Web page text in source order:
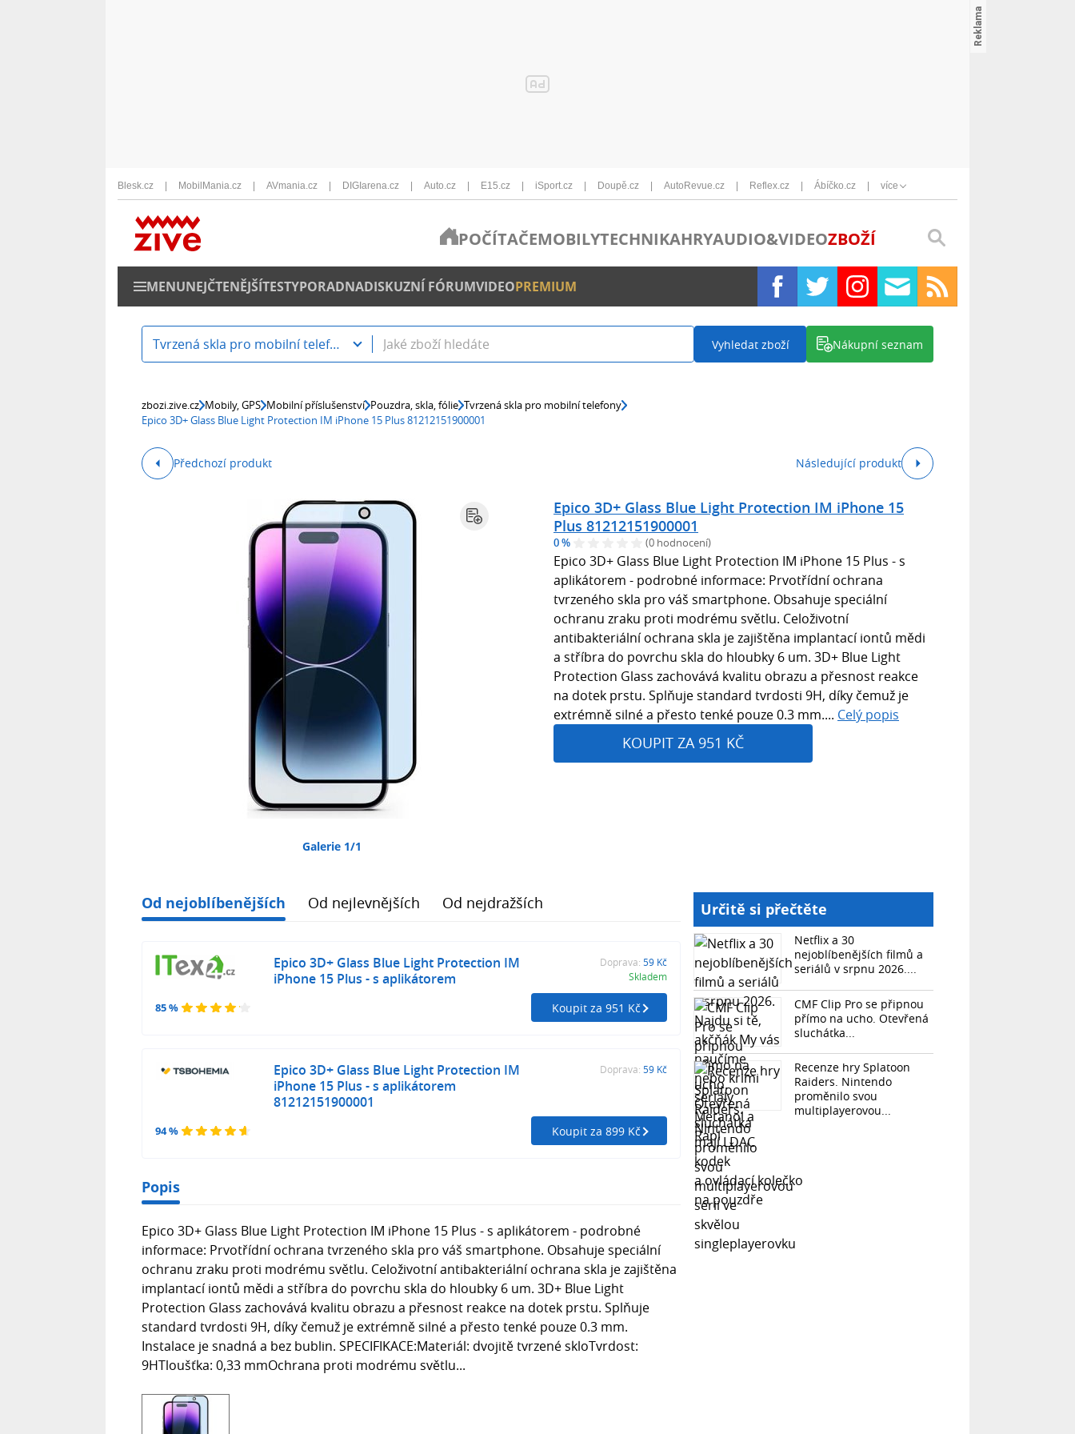
Blesk.cz MobilMania.cz AVmania.cz DIGIarena.cz Auto.cz E15.cz iSport.cz Doupě.cz AutoRevue.cz Reflex.cz Ábíčko.cz více
POČÍTAČEMOBILYTECHNIKAHRYAUDIO&VIDEOZBOŽÍ
MENUNEJČTENĚJŠÍTESTYPORADNADISKUZNÍ FÓRUMVIDEOPREMIUM
Tvrzená skla pro mobilní telefony Vyhledat zboží Nákupní seznam
zbozi.zive.cz Mobily, GPS Mobilní příslušenství Pouzdra, skla, fólie Tvrzená skla pro mobilní telefony
Epico 3D+ Glass Blue Light Protection IM iPhone 15 Plus 81212151900001
Předchozí produkt Následující produkt
Galerie 1/1
Epico 3D+ Glass Blue Light Protection IM iPhone 15
Plus 81212151900001
0 % (0 hodnocení)
Epico 3D+ Glass Blue Light Protection IM iPhone 15 Plus - s
aplikátorem - podrobné informace: Prvotřídní ochrana
tvrzeného skla pro váš smartphone. Obsahuje speciální
ochranu zraku proti modrému světlu. Celoživotní
antibakteriální ochrana skla je zajištěna implantací iontů mědi
a stříbra do povrchu skla do hloubky 6 um. 3D+ Blue Light
Protection Glass zachovává kvalitu obrazu a přesnost reakce
na dotek prstu. Splňuje standard tvrdosti 9H, díky čemuž je
extrémně silné a přesto tenké pouze 0.3 mm.... Celý popis
KOUPIT ZA 951 KČ
Od nejoblíbenějších Od nejlevnějších Od nejdražších
85 %
Epico 3D+ Glass Blue Light Protection IM
iPhone 15 Plus - s aplikátorem
Doprava: 59 Kč
Skladem
Koupit za 951 Kč
94 %
Epico 3D+ Glass Blue Light Protection IM
iPhone 15 Plus - s aplikátorem
81212151900001
Doprava: 59 Kč
Koupit za 899 Kč
Popis
Epico 3D+ Glass Blue Light Protection IM iPhone 15 Plus - s aplikátorem - podrobné
informace: Prvotřídní ochrana tvrzeného skla pro váš smartphone. Obsahuje speciální
ochranu zraku proti modrému světlu. Celoživotní antibakteriální ochrana skla je zajištěna
implantací iontů mědi a stříbra do povrchu skla do hloubky 6 um. 3D+ Blue Light
Protection Glass zachovává kvalitu obrazu a přesnost reakce na dotek prstu. Splňuje
standard tvrdosti 9H, díky čemuž je extrémně silné a přesto tenké pouze 0.3 mm.
Instalace je snadná a bez bublin. SPECIFIKACE:Materiál: dvojitě tvrzené skloTvrdost:
9HTloušťka: 0,33 mmOchrana proti modrému světlu...
Určitě si přečtěte
Netflix a 30
nejoblíbenějších filmů a
seriálů v srpnu 2026....
CMF Clip Pro se připnou
přímo na ucho. Otevřená
sluchátka...
Recenze hry Splatoon
Raiders. Nintendo
proměnilo svou
multiplayerovou...